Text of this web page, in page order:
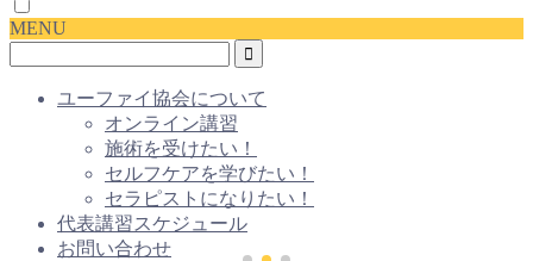
MENU
ユーファイ協会について
オンライン講習
施術を受けたい！
セルフケアを学びたい！
セラピストになりたい！
代表講習スケジュール
お問い合わせ